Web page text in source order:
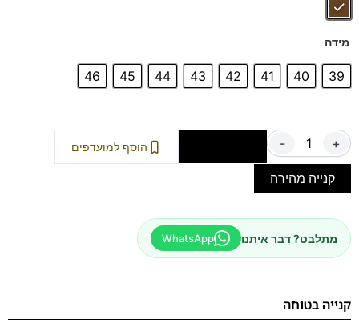
מידה
39
40
41
42
43
44
45
46
- + הוסף למועדפים
קנייה מהירה
מתלבט? דבר איתנו WhatsApp
קנייה בטוחה